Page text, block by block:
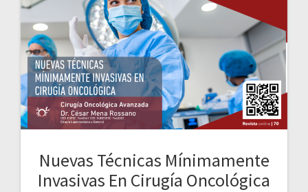
Nuevas Técnicas Mínimamente
Invasivas En Cirugía Oncológica